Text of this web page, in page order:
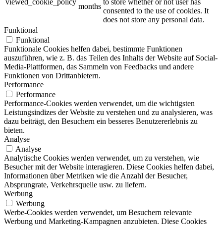
months
consented to the use of cookies. It
does not store any personal data.
Funktional
Funktional
Funktionale Cookies helfen dabei, bestimmte Funktionen
auszuführen, wie z. B. das Teilen des Inhalts der Website auf Social-
Media-Plattformen, das Sammeln von Feedbacks und andere
Funktionen von Drittanbietern.
Performance
Performance
Performance-Cookies werden verwendet, um die wichtigsten
Leistungsindizes der Website zu verstehen und zu analysieren, was
dazu beiträgt, den Besuchern ein besseres Benutzererlebnis zu
bieten.
Analyse
Analyse
Analytische Cookies werden verwendet, um zu verstehen, wie
Besucher mit der Website interagieren. Diese Cookies helfen dabei,
Informationen über Metriken wie die Anzahl der Besucher,
Absprungrate, Verkehrsquelle usw. zu liefern.
Werbung
Werbung
Werbe-Cookies werden verwendet, um Besuchern relevante
Werbung und Marketing-Kampagnen anzubieten. Diese Cookies